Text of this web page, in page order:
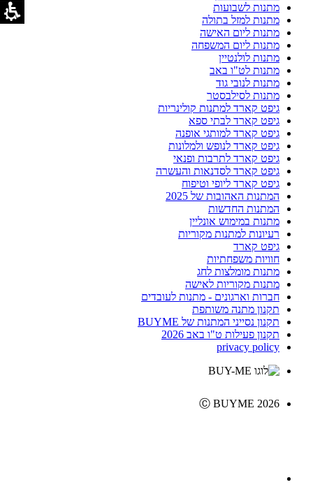
מתנות לשבועות
מתנות למזל בתולה
מתנות ליום האישה
מתנות ליום המשפחה
מתנות לולנטיין
מתנות לט"ו באב
מתנות לנובי גוד
מתנות לסילבסטר
גיפט קארד למתנות קולינריות
גיפט קארד לבתי ספא
גיפט קארד למותגי אופנה
גיפט קארד לנופש ולמלונות
גיפט קארד לתרבות ופנאי
גיפט קארד לסדנאות והעשרה
גיפט קארד ליופי וטיפוח
המתנות האהובות של 2025
המתנות החדשות
מתנות במימוש אונליין
רעיונות למתנות מקוריות
גיפט קארד
חוויות משפחתיות
מתנות מומלצות לחג
מתנות מקוריות לאישה
חברות וארגונים - מתנות לעובדים
תקנון מתנה משותפת
תקנון נסייני המתנות של BUYME
תקנון פעילות ט"ו באב 2026
privacy policy
Ⓒ BUYME 2026